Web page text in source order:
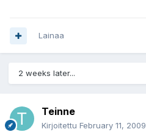
Lainaa
2 weeks later...
Teinne
Kirjoitettu February 11, 2009